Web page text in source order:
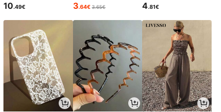
10.49€ 3.64€ 3.65€ 4.81€